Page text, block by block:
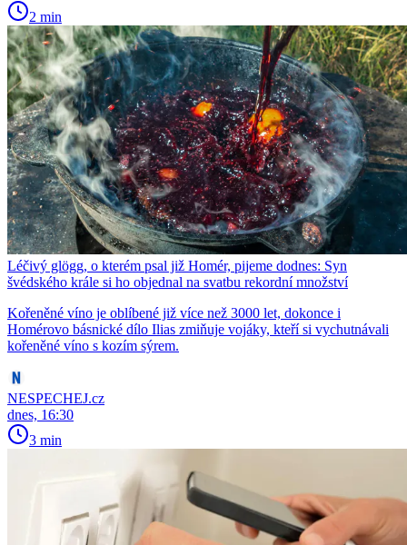
2 min
Léčivý glögg, o kterém psal již Homér, pijeme dodnes: Syn
švédského krále si ho objednal na svatbu rekordní množství
Kořeněné víno je oblíbené již více než 3000 let, dokonce i
Homérovo básnické dílo Ilias zmiňuje vojáky, kteří si vychutnávali
kořeněné víno s kozím sýrem.
NESPECHEJ.cz
dnes, 16:30
3 min